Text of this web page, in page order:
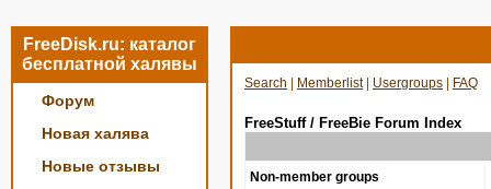
FreeDisk.ru: каталог
бесплатной халявы
Форум
Новая халява
Новые отзывы
Search Memberlist| Usergroups FAQ
FreeStuff / FreeBie Forum Index
Non-member groups